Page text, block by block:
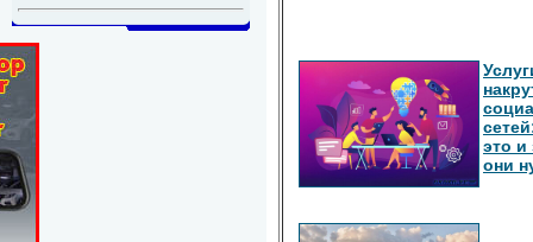
это и
они